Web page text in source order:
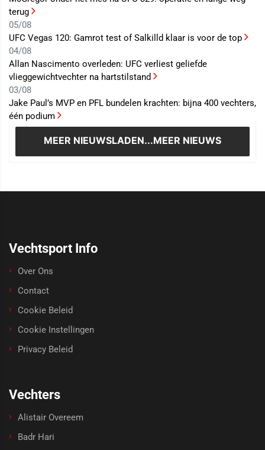
terug
05/08
UFC Vegas 120: Gamrot test of Salkilld klaar is voor de top
04/08
Allan Nascimento overleden: UFC verliest geliefde
vlieggewichtvechter na hartstilstand
03/08
Jake Paul’s MVP en PFL bundelen krachten: bijna 400 vechters,
één podium
MEER NIEUWSLADEN...MEER NIEUWS
Vechtsport Info
Over Ons
Contact
Cookie Beleid
Cookie Instellingen
Privacy Beleid
Vechters
Alistair Overeem
Badr Hari